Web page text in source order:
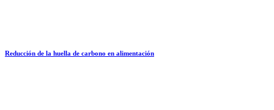
Reducción de la huella de carbono en alimentación